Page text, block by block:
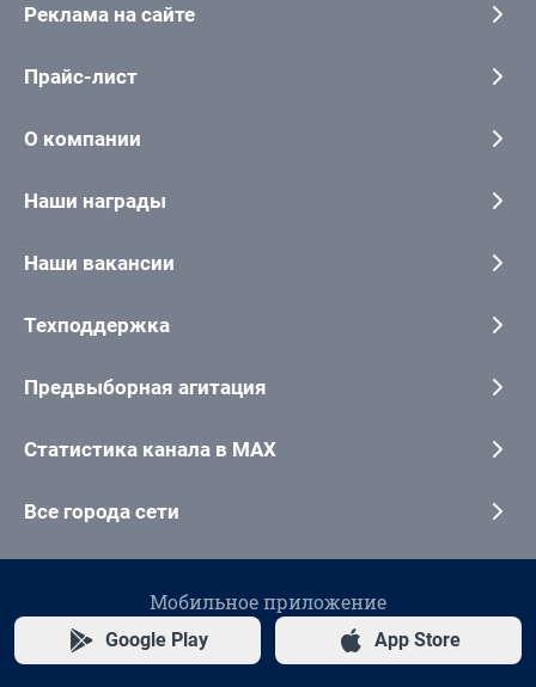
Реклама на сайте
Прайс-лист
О компании
Наши награды
Наши вакансии
Техподдержка
Предвыборная агитация
Статистика канала в MAX
Все города сети
Мобильное приложение
Google Play App Store